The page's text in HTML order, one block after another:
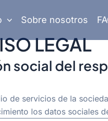
Sobre nosotros
LEGAL
social del
de servicios de la
los datos sociales